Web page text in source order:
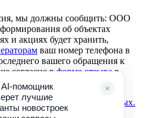
мы должны сообщить: ООО
об объектах
и акциях будет хранить,
ваш номер телефона в
вашего обращения к
согласие вформе отзывав
персональных данных.